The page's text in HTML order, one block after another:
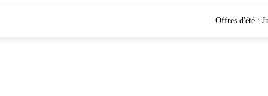
Offres d'été :